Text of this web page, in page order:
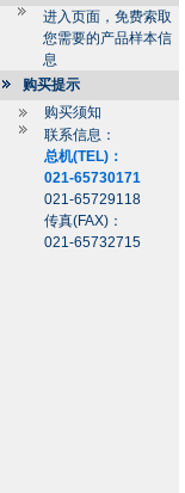
进入页面，免费索取
您需要的产品样本信
息
购买提示
购买须知
联系信息：
总机(TEL)：
021-65730171
021-65729118
传真(FAX)：
021-65732715